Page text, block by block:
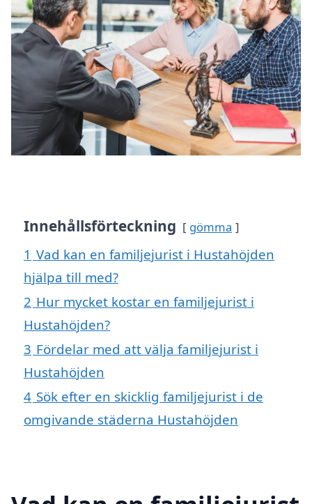
Innehållsförteckning gömma
1 Vad kan en familjejurist i Hustahöjden
hjälpa till med?
2 Hur mycket kostar en familjejurist i
Hustahöjden?
3 Fördelar med att välja familjejurist i
Hustahöjden
4 Sök efter en skicklig familjejurist i de
omgivande städerna Hustahöjden